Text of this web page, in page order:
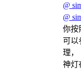
@
@
你按
可以
理，
神灯